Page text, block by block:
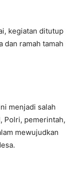
kegiatan ditutup
dan ramah tamah
menjadi salah
Polri, pemerintah,
mewujudkan